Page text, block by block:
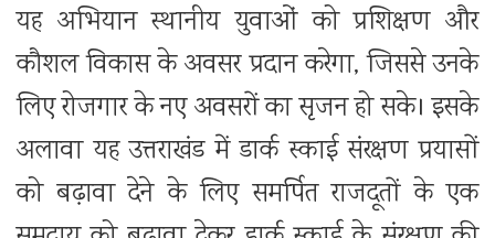
यह अभियान स्थानीय युवाओं को प्रशिक्षण और
कौशल विकास के अवसर प्रदान करेगा, जिससे उनके
लिए रोजगार के नए अवसरों का सृजन हो सके। इसके
अलावा यह उत्तराखंड में डार्क स्काई संरक्षण प्रयासों
को बढ़ावा देने के लिए समर्पित राजदूतों के एक